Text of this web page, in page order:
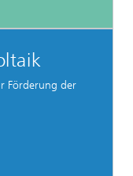
Förderung der